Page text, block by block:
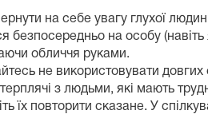
на себе увагу глухої
безпосередньо на особу
обличчя руками.
не використовувати довгих
з людьми, які мають
їх повторити сказане. У